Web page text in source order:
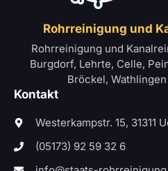
Rohrreinigung und
Rohrreinigung und
Burgdorf, Lehrte, Celle,
Bröckel,
Kontakt
Westerkampstr. 15, 31311
(05173) 92 59 32 6